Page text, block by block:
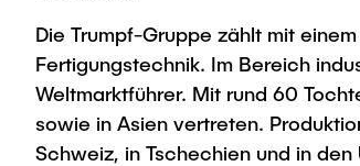
Die Trumpf-Gruppe zählt mit
Fertigungstechnik. Im Bereich
Weltmarktführer. Mit rund 60
sowie in Asien vertreten.
Schweiz, in Tschechien und in den